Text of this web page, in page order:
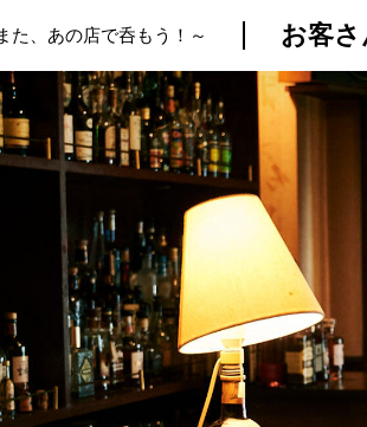
プロが教
た、あの店で呑もう！～